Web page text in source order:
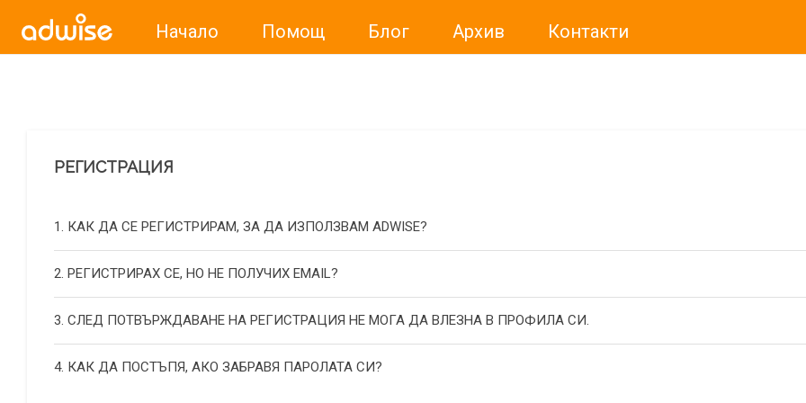
Начало Помощ Блог Архив Контакти
РЕГИСТРАЦИЯ
1. КАК ДА СЕ РЕГИСТРИРАМ, ЗА ДА ИЗПОЛЗВАМ ADWISE?
2. РЕГИСТРИРАХ СЕ, НО НЕ ПОЛУЧИХ EMAIL?
3. СЛЕД ПОТВЪРЖДАВАНЕ НА РЕГИСТРАЦИЯ НЕ МОГА ДА ВЛЕЗНА В ПРОФИЛА СИ.
4. КАК ДА ПОСТЪПЯ, АКО ЗАБРАВЯ ПАРОЛАТА СИ?